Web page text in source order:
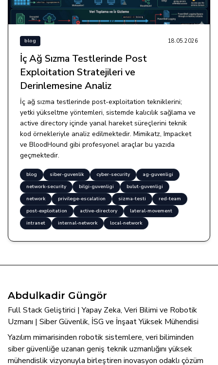
blog 18.05.2026
İç Ağ Sızma Testlerinde Post
Exploitation Stratejileri ve
Derinlemesine Analiz
İç ağ sızma testlerinde post-exploitation tekniklerini;
yetki yükseltme yöntemleri, sistemde kalıcılık sağlama ve
active directory içinde yanal hareket süreçlerini teknik
kod örnekleriyle analiz edilmektedir. Mimikatz, Impacket
ve BloodHound gibi profesyonel araçlar bu yazıda
geçmektedir.
blog siber-guvenlik cyber-security
ag-guvenligi
network-security
bilgi-guvenligi
bulut-guvenligi
network
privilege-escalation sizma-testi
red-team
post-exploitation
active-directory
lateral-movement
intranet
internal-network local-network
Abdulkadir Güngör
Full Stack Geliştirici | Yapay Zeka, Veri Bilimi ve Robotik
Uzmanı | Siber Güvenlik, İSG ve İnşaat Yüksek Mühendisi
Yazılım mimarisinden robotik sistemlere, veri biliminden
siber güvenliğe uzanan geniş teknik uzmanlığını yüksek
mühendislik vizyonuyla birleştiren inovasyon odaklı çözüm